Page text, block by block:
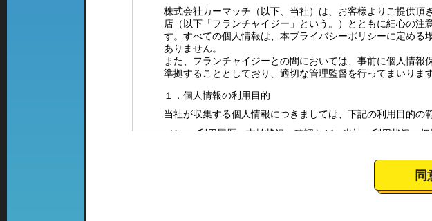
株式会社カーマッチ（以下、当社）は、お客様よりご提供
店（以下「フランチャイジー」という。）とともに細心の
す。すべての個人情報は、本プライバシーポリシーに定め
ありません。
また、フランチャイジーとの間においては、事前に個人情
準拠することとしており、適切な管理監督を行ってまいります
１．個人情報の利用目的
当社が収集する個人情報につきましては、下記の利用目的の
（1）ご利用履歴・支払状況の確認など、当社の利用状況の
（3）お客様に有益と思われる当社のサービスの商品情報、
（4）お問い合わせやご意見・ご要望に対応し、それらを会
同